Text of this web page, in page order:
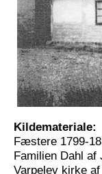
Kildemateriale:
Fæstere 1799-
Familien Dahl
Varpelev kirke